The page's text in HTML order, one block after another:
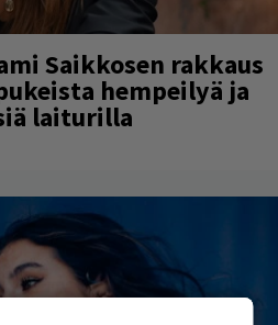
Saikkosen rakkaus
hempeilyä ja
laiturilla